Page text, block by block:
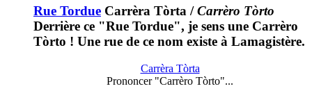
Rue Tordue Carrèra Tòrta /Carrèro Tòrto
Derrière ce "Rue Tordue", je sens une Carrèro
Tòrto ! Une rue de ce nom existe à Lamagistère.
Carrèra Tòrta
Prononcer "Carrèro Tòrto"...